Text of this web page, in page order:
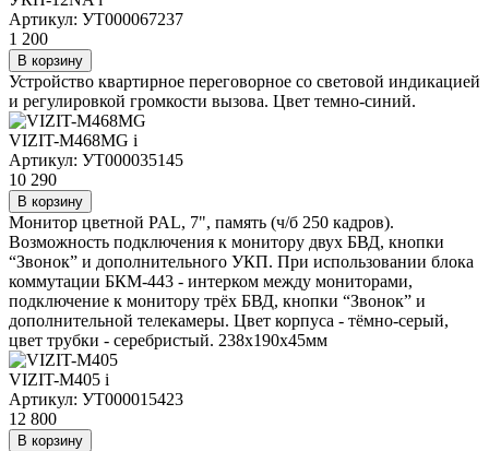
Артикул: УТ000067237
1 200
В корзину
Устройство квартирное переговорное со световой индикацией
и регулировкой громкости вызова. Цвет темно-синий.
VIZIT-M468МG i
Артикул: УТ000035145
10 290
В корзину
Монитор цветной PAL, 7", память (ч/б 250 кадров).
Возможность подключения к монитору двух БВД, кнопки
“Звонок” и дополнительного УКП. При использовании блока
коммутации БКМ-443 - интерком между мониторами,
подключение к монитору трёх БВД, кнопки “Звонок” и
дополнительной телекамеры. Цвет корпуса - тёмно-серый,
цвет трубки - серебристый. 238х190х45мм
VIZIT-M405 i
Артикул: УТ000015423
12 800
В корзину